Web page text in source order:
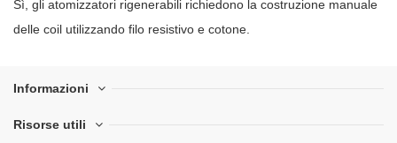
Sì, gli atomizzatori rigenerabili richiedono la costruzione manuale
delle coil utilizzando filo resistivo e cotone.
Informazioni
Risorse utili